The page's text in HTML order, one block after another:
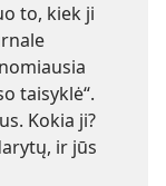
to, kiek ji
taisyklė“.
Kokia ji?
ir jūs